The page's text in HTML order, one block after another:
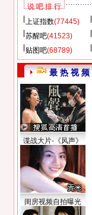
说 吧 排 行
上证指数(77445)
苏醒吧(41523)
贴图吧(68789)
最 热 视 频
谍战大片-《风声》
闺房视频自拍曝光